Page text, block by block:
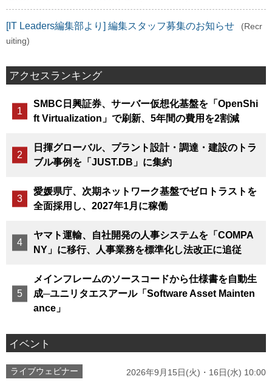
[IT Leaders編集部より] 編集スタッフ募集のお知らせ
(Recr
uiting)
アクセスランキング
SMBC日興証券、サーバー仮想化基盤を「OpenShi
ft Virtualization」で刷新、5年間の費用を2割減
日揮グローバル、プラント設計・調達・建設のトラ
ブル事例を「JUST.DB」に集約
愛媛県庁、次期ネットワーク基盤でゼロトラストを
全面採用し、2027年1月に稼働
ヤマト運輸、自社開発の人事システムを「COMPA
NY」に移行、人事業務を標準化し法改正に追従
メインフレームのソースコードから仕様書を自動生
成─ユニリタエスアール「Software Asset Mainten
ance」
イベント
ライブウェビナー 2026年9月15日(火)・16日(水) 10:00